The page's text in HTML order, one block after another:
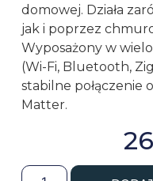
domowej. Działa
jak i poprzez
Wyposażony w
(Wi-Fi, Bluetooth,
stabilne połączenie
Matter.